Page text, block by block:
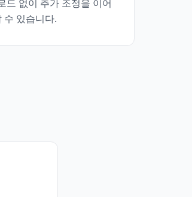
드 없이 추가 조정을 이어
수 있습니다.